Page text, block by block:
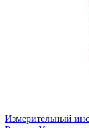
Измерительный